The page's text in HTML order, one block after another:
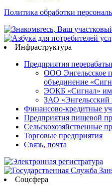
Политика обработки
Инфраструктура
Предприятия
ООО Энгельсское
объединение
ЭОКБ «Сигнал»
ЗАО «Энгельсский
Финансово-кредитные
Предприятия пищевой
Сельскохозяйственные
Торговые предприятия
Связь, почта
Соцсфера